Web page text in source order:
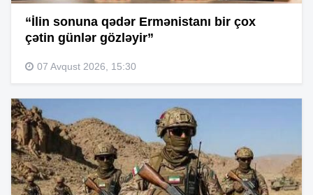
“İlin sonuna qədər Ermənistanı bir çox
çətin günlər gözləyir”
07 Avqust 2026, 15:30